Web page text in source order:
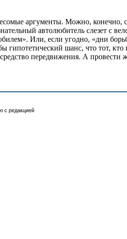
аргументы. Можно, конечно,
автолюбитель слезет с
Или, если угодно, «дни
шанс, что тот,
передвижения. А
с редакцией